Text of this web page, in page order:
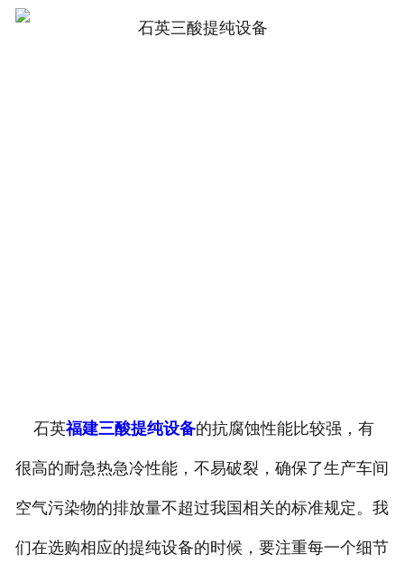
石英福建三酸提纯设备的抗腐蚀性能比较强，有
很高的耐急热急冷性能，不易破裂，确保了生产车间
空气污染物的排放量不超过我国相关的标准规定。我
们在选购相应的提纯设备的时候，要注重每一个细节